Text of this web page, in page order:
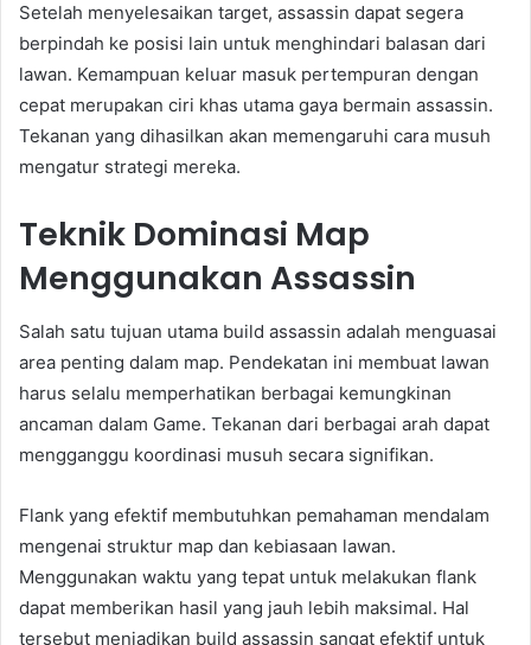
Setelah menyelesaikan target, assassin dapat segera
berpindah ke posisi lain untuk menghindari balasan dari
lawan. Kemampuan keluar masuk pertempuran dengan
cepat merupakan ciri khas utama gaya bermain assassin.
Tekanan yang dihasilkan akan memengaruhi cara musuh
mengatur strategi mereka.
Teknik Dominasi Map
Menggunakan Assassin
Salah satu tujuan utama build assassin adalah menguasai
area penting dalam map. Pendekatan ini membuat lawan
harus selalu memperhatikan berbagai kemungkinan
ancaman dalam Game. Tekanan dari berbagai arah dapat
mengganggu koordinasi musuh secara signifikan.
Flank yang efektif membutuhkan pemahaman mendalam
mengenai struktur map dan kebiasaan lawan.
Menggunakan waktu yang tepat untuk melakukan flank
dapat memberikan hasil yang jauh lebih maksimal. Hal
tersebut menjadikan build assassin sangat efektif untuk